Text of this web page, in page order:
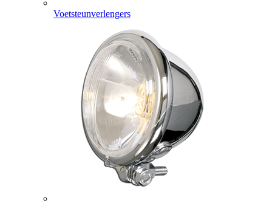
Voetsteunverlengers